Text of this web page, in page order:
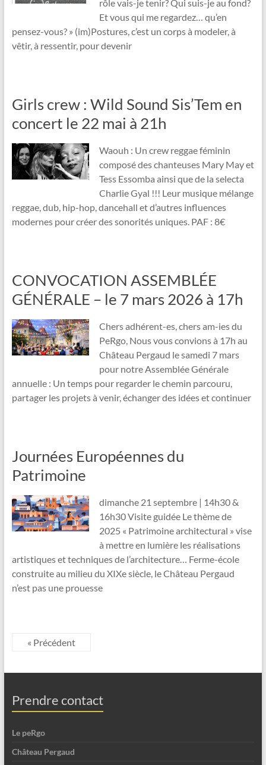
rôle vais-je tenir? Qui suis-je au fond?
Et vous qui me regardez… qu’en
pensez-vous? » (im)Postures, c’est un corps à modeler, à
vêtir, à ressentir, pour devenir
Girls crew : Wild Sound Sis’Tem en
concert le 22 mai à 21h
Waouh : Un crew reggae féminin
composé des chanteuses Mary May et
Tess Essomba ainsi que de la selecta
Charlie Gyal !!! Leur musique mélange
reggae, dub, hip-hop, dancehall et d’autres influences
modernes pour créer des sonorités uniques. PAF : 8€
CONVOCATION ASSEMBLÉE
GÉNÉRALE – le 7 mars 2026 à 17h
Chers adhérent-es, chers am-ies du
PeRgo, Nous vous convions à 17h au
Château Pergaud le samedi 7 mars
pour notre Assemblée Générale
annuelle : Un temps pour regarder le chemin parcouru,
partager les projets à venir, échanger des idées et continuer
Journées Européennes du
Patrimoine
dimanche 21 septembre | 14h30 &
16h30 Visite guidée Le thème de
2025 « Patrimoine architectural » vise
à mettre en lumière les réalisations
artistiques et techniques de l’architecture… Ferme-école
construite au milieu du XIXe siècle, le Château Pergaud
n’est pas une prouesse
« Précédent
Prendre contact
Le peRgo
Château Pergaud